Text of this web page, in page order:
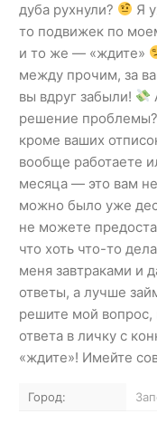
дуба рухнули?
Я
то подвижек по
и то же — «ждите»
между прочим, за
вы вдруг забыли!
решение
кроме ваших
вообще работаете
месяца — это вам
можно было уже
не можете
что хоть что-то
меня завтраками и
ответы, а лучше
решите мой вопрос,
ответа в личку с
«ждите»! Имейте
Город: